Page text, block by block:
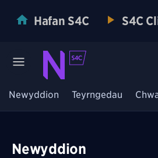
Hafan S4C S4C
Newyddion Teyrngedau
Newyddion